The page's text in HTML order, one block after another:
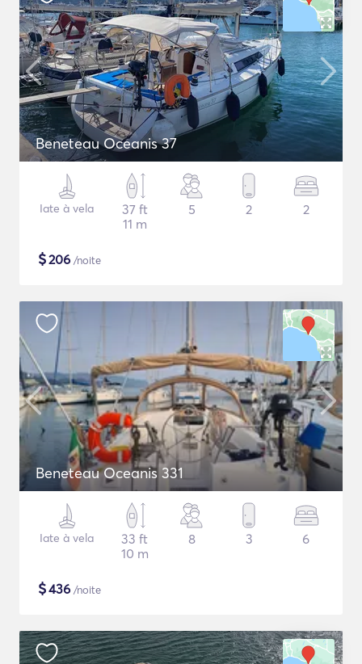
Beneteau Oceanis 37
Iate à vela
37 ft
11 m
5 2 2
$206 /noite
Beneteau Oceanis 331
Iate à vela
33 ft
10 m
8 3 6
$436 /noite